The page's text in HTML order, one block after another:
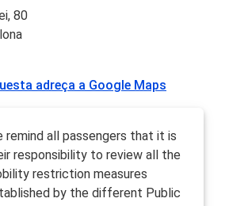
80
adreça a Google Maps
remind all passengers that it is
responsibility to review all the
restriction measures
by the different Public